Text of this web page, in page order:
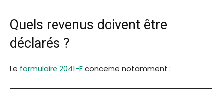
Quels revenus doivent être
déclarés ?
Le formulaire 2041-Econcerne notamment :